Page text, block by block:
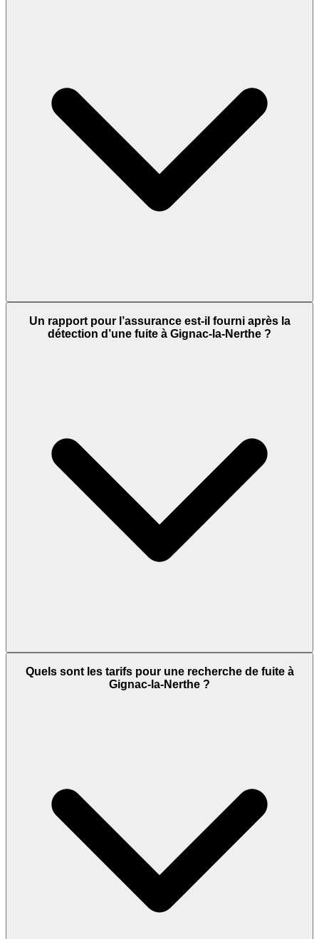
Un rapport pour l’assurance est-il fourni après la
détection d’une fuite à Gignac-la-Nerthe ?
Quels sont les tarifs pour une recherche de fuite à
Gignac-la-Nerthe ?